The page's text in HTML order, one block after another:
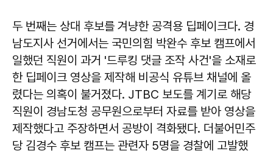
두 번째는 상대 후보를 겨냥한 공격용 딥페이크다. 경
남도지사 선거에서는 국민의힘 박완수 후보 캠프에서
일했던 직원이 과거 '드루킹 댓글 조작 사건'을 소재로
한 딥페이크 영상을 제작해 비공식 유튜브 채널에 올
렸다는 의혹이 불거졌다. JTBC 보도를 계기로 해당
직원이 경남도청 공무원으로부터 자료를 받아 영상을
제작했다고 주장하면서 공방이 격화됐다. 더불어민주
당 김경수 후보 캠프는 관련자 5명을 경찰에 고발했